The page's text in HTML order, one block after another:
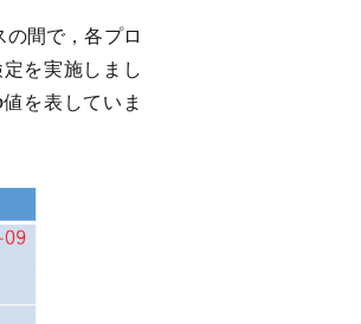
間で，各プロ
を実施しまし
を表していま